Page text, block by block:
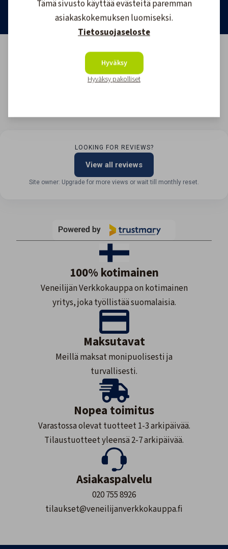
LOOKING FOR REVIEWS?
View all reviews
Site owner: Upgrade for more views or wait till monthly reset.
100% kotimainen
Veneilijän Verkkokauppa on kotimainen
yritys, joka työllistää suomalaisia.
Maksutavat
Meillä maksat monipuolisesti ja
turvallisesti.
Nopea toimitus
Varastossa olevat tuotteet 1-3 arkipäivää.
Tilaustuotteet yleensä 2-7 arkipäivää.
Asiakaspalvelu
020 755 8926
tilaukset@veneilijanverkkokauppa.fi
Tämä sivusto käyttää evästeitä paremman
asiakaskokemuksen luomiseksi.
Tietosuojaseloste
Hyväksy
Hyväksy pakolliset